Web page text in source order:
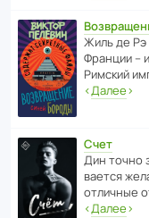
Жиль де Рэ
Франции –
Римский
‹Далее›
Счет
Дин точно
ва­ется
отли­чные
‹Далее›